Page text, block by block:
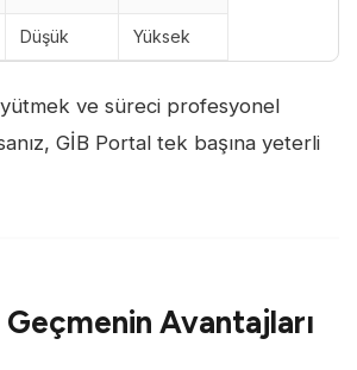
Düşük Yüksek
ve süreci profesyonel
GİB Portal tek başına yeterli
Avantajları